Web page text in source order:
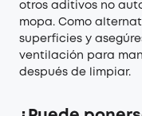
otros aditivos no
mopa. Como
superficies y
ventilación para
después de limpiar.